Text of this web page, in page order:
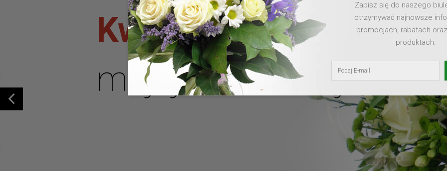
Kwiaty dla
mojej ukochanej
Zapisz się do naszego
otrzymywać najnowsze
promocjach, rabatach
produktach.